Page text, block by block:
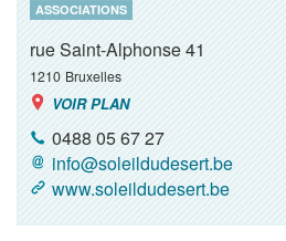
ASSOCIATIONS
rue Saint-Alphonse 41
1210 Bruxelles
VOIR PLAN
0488 05 67 27
info@soleildudesert.be
www.soleildudesert.be